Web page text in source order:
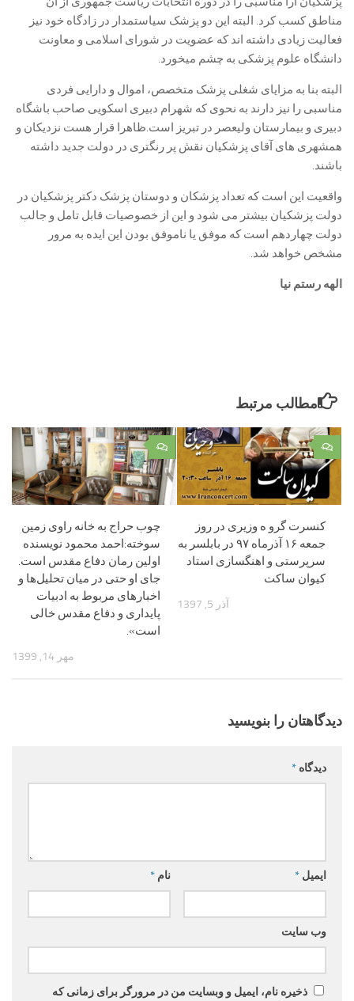
مناطق کسب کرد. البته این دو پزشک سیاستمدار در زادگاه خود نیز
فعالیت زیادی داشته اند که عضویت در شورای اسلامی و معاونت
دانشگاه علوم پزشکی به چشم میخورد.
البته بنا به مزایای شغلی پزشک متخصص، اموال و دارایی فردی
مناسبی را نیز دارند به نحوی که شهرام دبیری اسکویی صاحب باشگاه
دبیری و بیمارستان ولیعصر در تبریز است.ظاهرا قرار هست نزدیکان و
همشهری های آقای پزشکیان نقش پر رنگتری در دولت جدید داشته
باشند.
واقعیت این است که تعداد پزشکان و دوستان پزشک دکتر پزشکیان در
دولت پزشکیان بیشتر می شود و این از خصوصیات قابل تامل و جالب
دولت چهاردهم است که موفق یا ناموفق بودن این ایده به مرور
مشخص خواهد شد.
الهه رستم نیا
مطالب مرتبط
۰
چوب حراج ‌به خانه راوی زمین
سوخته:احمد محمود نویسنده
اولین رمان دفاع مقدس است.
جای او حتی در میان تحلیل‌ها و
اخبار‌های مربوط به ادبیات
پایداری و دفاع مقدس خالی
است».
مهر 14, 1399
۰
کنسرت گرو ه وزیری در روز
جمعه ۱۶ آذرماه ۹۷ در بابلسر به
سرپرستی و اهنگسازی استاد
کیوان ساکت
آذر 5, 1397
دیدگاهتان را بنویسید
دیدگاه *
نام * ایمیل *
وب‌ سایت
ذخیره نام، ایمیل و وبسایت من در مرورگر برای زمانی که